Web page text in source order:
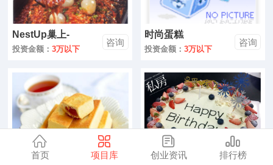
NestUp巢上-
NESTGRAM巢7堂
投资金额： 3万以下
咨询
时尚蛋糕
投资金额：3万以下
咨询
凤凰记糕点 榴莲千层生日蛋糕
首页 项目库 创业资讯 排行榜
美容